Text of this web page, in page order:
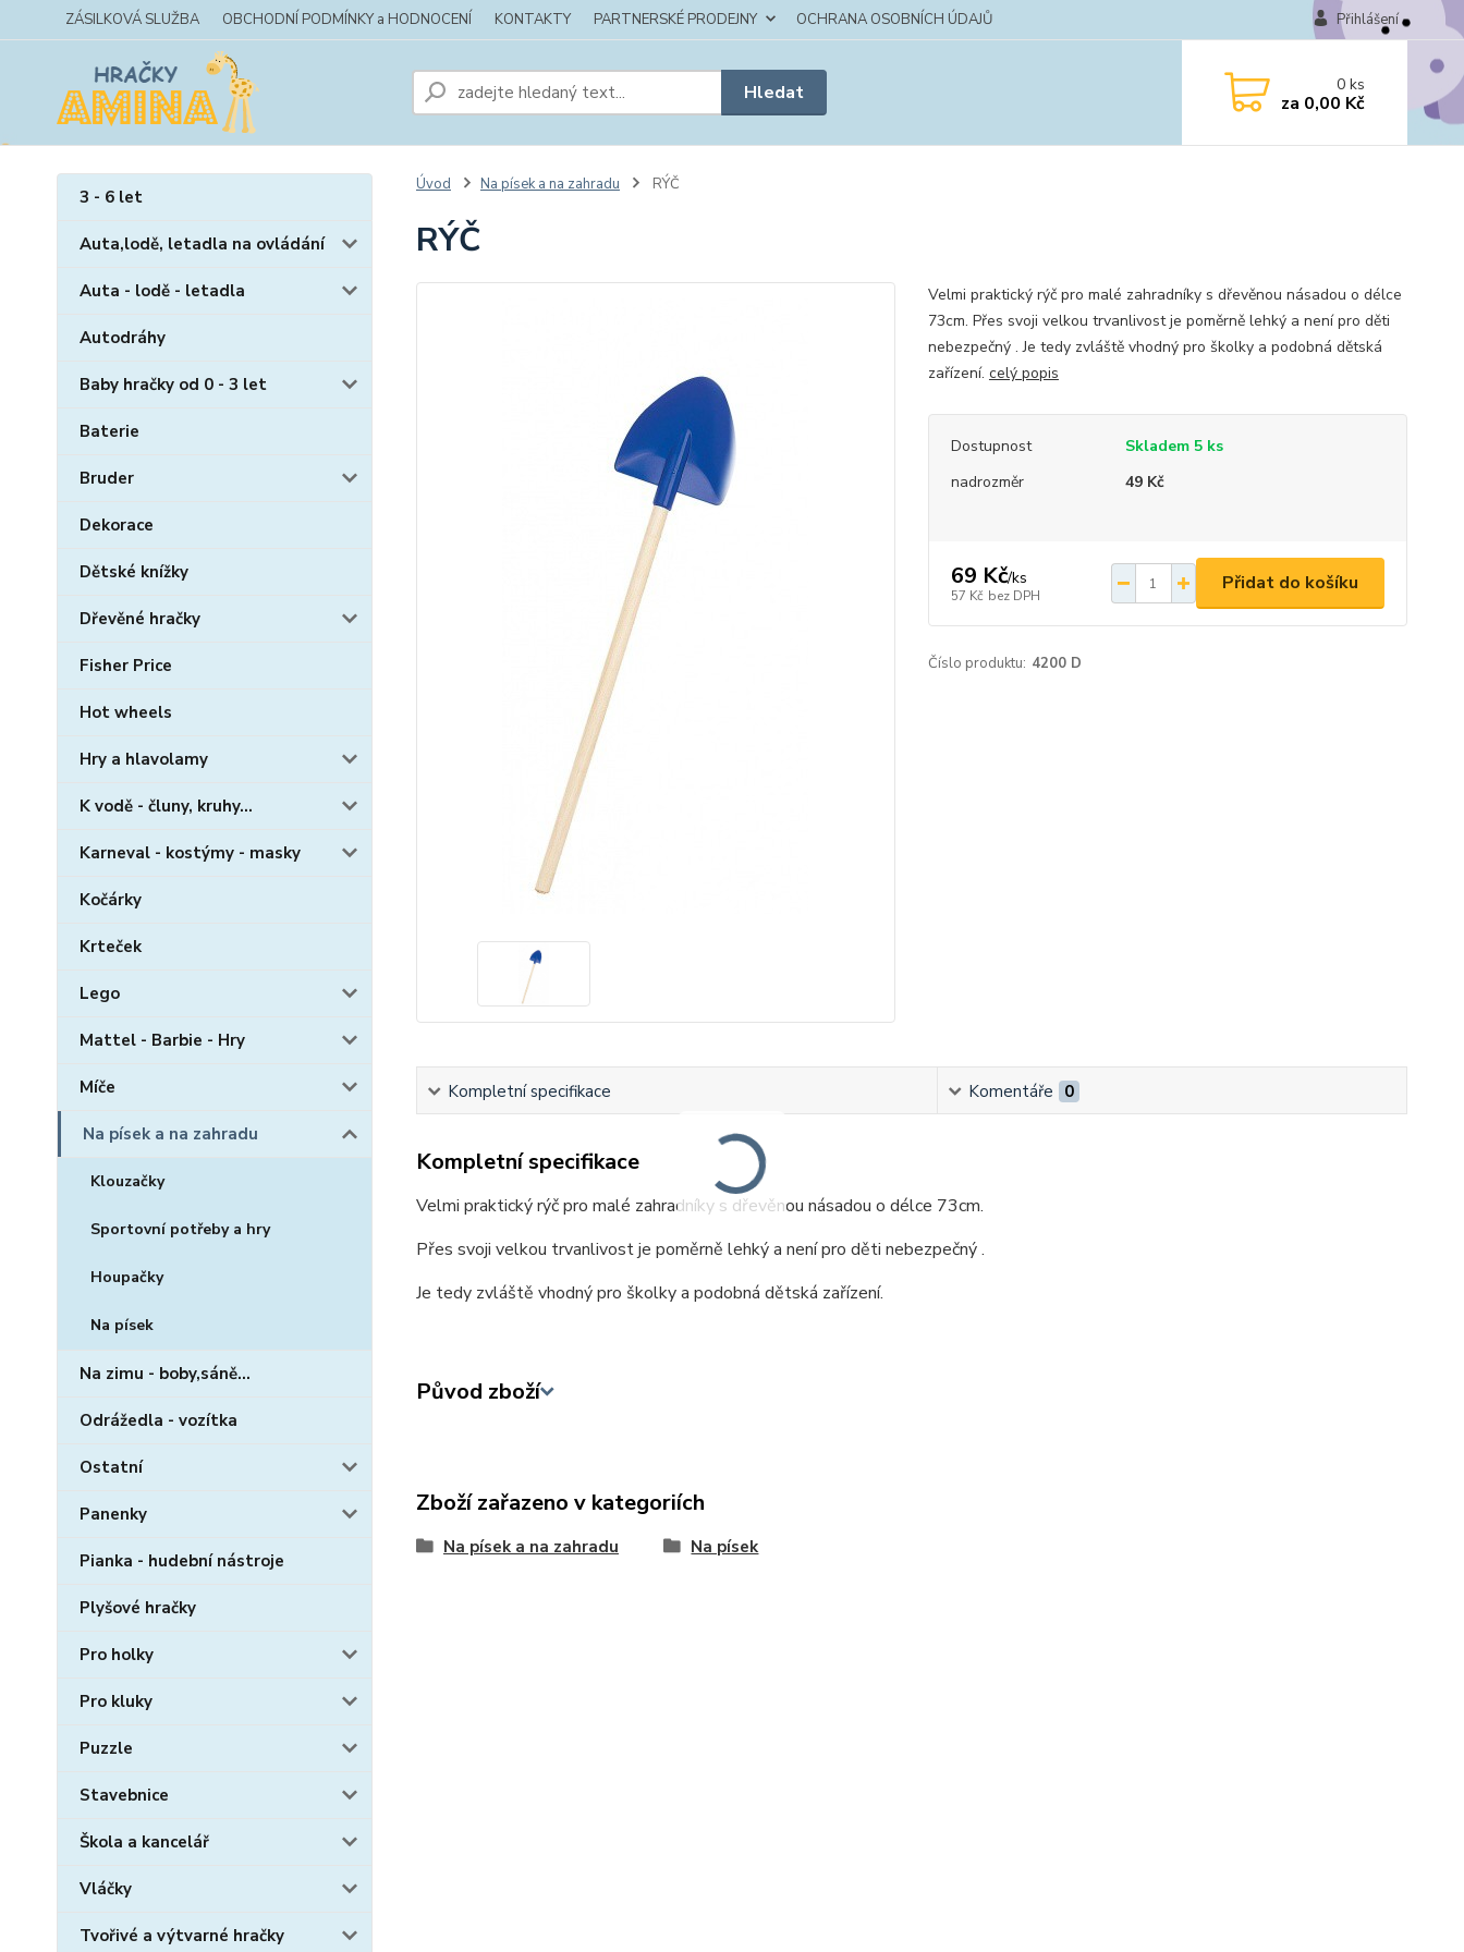
ZÁSILKOVÁ SLUŽBA OBCHODNÍ PODMÍNKY a HODNOCENÍ KONTAKTY PARTNERSKÉ PRODEJNY OCHRANA OSOBNÍCH ÚDAJŮ Přihlášení
Hledat 0ks
za 0,00 Kč
3 - 6 let
Auta,lodě, letadla na ovládání
Auta - lodě - letadla
Autodráhy
Baby hračky od 0 - 3 let
Baterie
Bruder
Dekorace
Dětské knížky
Dřevěné hračky
Fisher Price
Hot wheels
Hry a hlavolamy
K vodě - čluny, kruhy...
Karneval - kostýmy - masky
Kočárky
Krteček
Lego
Mattel - Barbie - Hry
Míče
Na písek a na zahradu
Klouzačky
Sportovní potřeby a hry
Houpačky
Na písek
Na zimu - boby,sáně...
Odrážedla - vozítka
Ostatní
Panenky
Pianka - hudební nástroje
Plyšové hračky
Pro holky
Pro kluky
Puzzle
Stavebnice
Škola a kancelář
Vláčky
Tvořivé a výtvarné hračky
Úvod Na písek a na zahradu RÝČ
RÝČ
Velmi praktický rýč pro malé zahradníky s dřevěnou násadou o délce
73cm. Přes svoji velkou trvanlivost je poměrně lehký a není pro děti
nebezpečný . Je tedy zvláště vhodný pro školky a podobná dětská
zařízení. celý popis
Dostupnost
Skladem 5 ks
nadrozměr
49 Kč
69 Kč/ks
57 Kč bez DPH
Přidat do košíku
Číslo produktu: 4200 D
Kompletní specifikace Komentáře 0
Kompletní specifikace
Velmi praktický rýč pro malé zahradníky s dřevěnou násadou o délce 73cm.
Přes svoji velkou trvanlivost je poměrně lehký a není pro děti nebezpečný .
Je tedy zvláště vhodný pro školky a podobná dětská zařízení.
Původ zboží
Zboží zařazeno v kategoriích
Na písek a na zahradu Na písek